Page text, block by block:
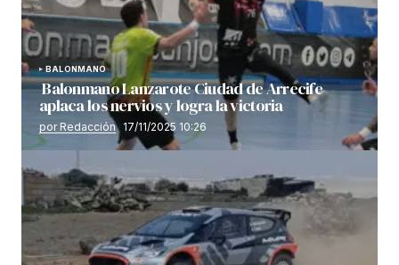
BALONMANO
Balonmano Lanzarote Ciudad de Arrecife
aplaca los nervios y logra la victoria
por Redacción 17/11/2025 10:26